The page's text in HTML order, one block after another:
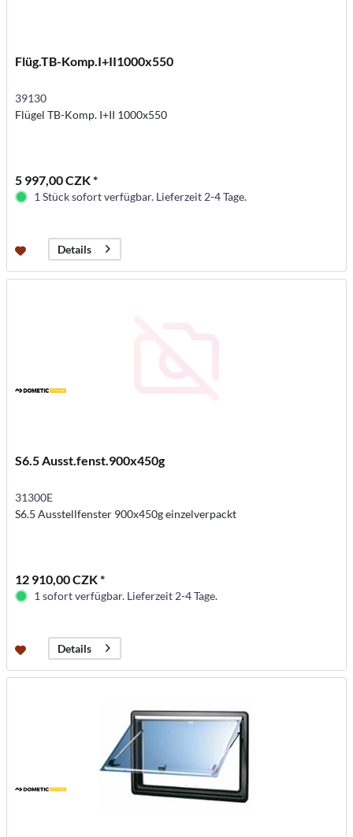
Flüg.TB-Komp.I+II1000x550
39130
Flügel TB-Komp. I+II 1000x550
5 997,00 CZK *
1 Stück sofort verfügbar. Lieferzeit 2-4 Tage.
Details
S6.5 Ausst.fenst.900x450g
31300E
S6.5 Ausstellfenster 900x450g einzelverpackt
12 910,00 CZK *
1 sofort verfügbar. Lieferzeit 2-4 Tage.
Details